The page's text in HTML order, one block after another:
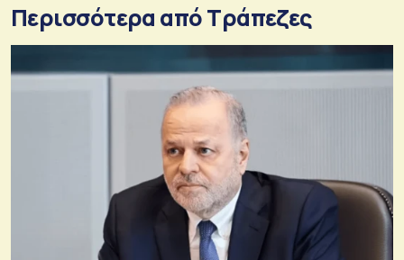
Περισσότερα από Τράπεζες